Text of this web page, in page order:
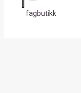
fagbutikk